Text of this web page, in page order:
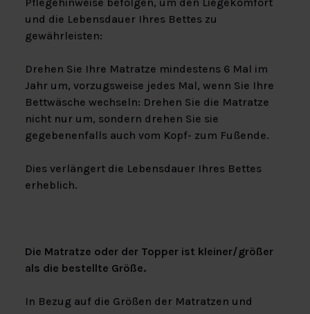
Pflegehinweise befolgen, um den Liegekomfort
und die Lebensdauer Ihres Bettes zu
gewährleisten:
Drehen Sie Ihre Matratze mindestens 6 Mal im
Jahr um, vorzugsweise jedes Mal, wenn Sie Ihre
Bettwäsche wechseln: Drehen Sie die Matratze
nicht nur um, sondern drehen Sie sie
gegebenenfalls auch vom Kopf- zum Fußende.
Dies verlängert die Lebensdauer Ihres Bettes
erheblich.
Die Matratze oder der Topper ist kleiner/größer
als die bestellte Größe.
In Bezug auf die Größen der Matratzen und